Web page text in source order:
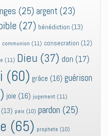
(25) argent (23)
(27) bénédiction (13)
communion (11) consecration (12)
(11) Dieu (37) don (17)
(60) grâce (16) guérison
joie (16) jugement (11)
(13) paix (10) pardon (25)
(65) prophete (10)